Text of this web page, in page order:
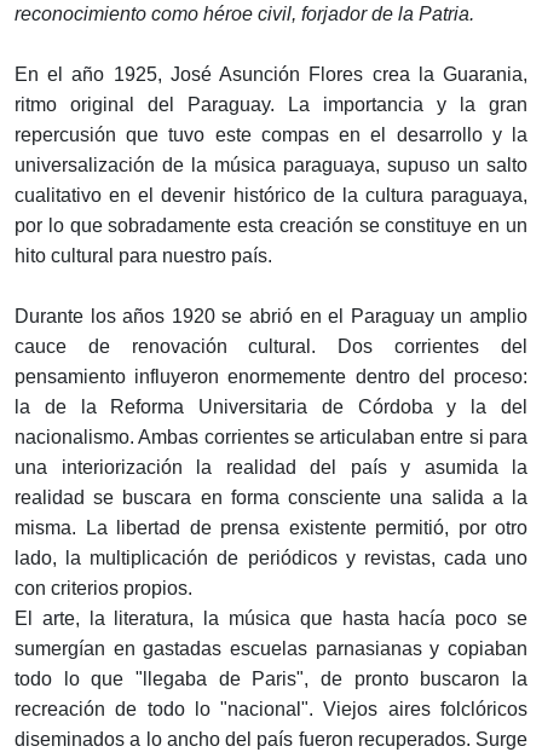
reconocimiento como héroe civil, forjador de la Patria.
En el año 1925, José Asunción Flores crea la Guarania,
ritmo original del Paraguay. La importancia y la gran
repercusión que tuvo este compas en el desarrollo y la
universalización de la música paraguaya, supuso un salto
cualitativo en el devenir histórico de la cultura paraguaya,
por lo que sobradamente esta creación se constituye en un
hito cultural para nuestro país.
Durante los años 1920 se abrió en el Paraguay un amplio
cauce de renovación cultural. Dos corrientes del
pensamiento influyeron enormemente dentro del proceso:
la de la Reforma Universitaria de Córdoba y la del
nacionalismo. Ambas corrientes se articulaban entre si para
una interiorización la realidad del país y asumida la
realidad se buscara en forma consciente una salida a la
misma. La libertad de prensa existente permitió, por otro
lado, la multiplicación de periódicos y revistas, cada uno
con criterios propios.
El arte, la literatura, la música que hasta hacía poco se
sumergían en gastadas escuelas parnasianas y copiaban
todo lo que "llegaba de Paris", de pronto buscaron la
recreación de todo lo "nacional". Viejos aires folclóricos
diseminados a lo ancho del país fueron recuperados. Surge